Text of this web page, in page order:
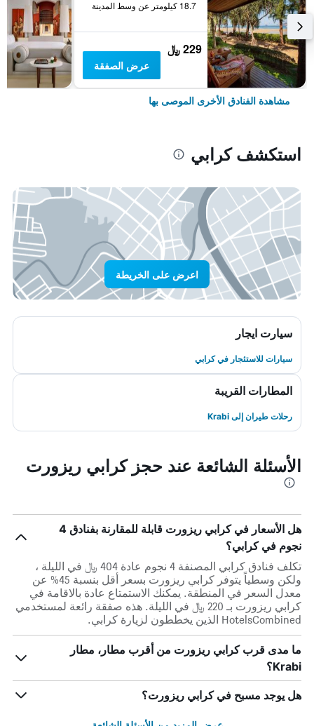
18.7 كيلومتر عن وسط المدينة
229 ﷼
عرض الصفقة
مشاهدة الفنادق الأخرى الموصى بها
استكشف كرابي
اعرض على الخريطة
سيارت ايجار
سيارات للاستئجار في كرابي
المطارات القريبة
رحلات طيران إلى Krabi
الأسئلة الشائعة عند حجز كرابي ريزورت
هل الأسعار في كرابي ريزورت قابلة للمقارنة بفنادق 4
نجوم في كرابي؟
تكلف فنادق كرابي المصنفة 4 نجوم عادة 404 ﷼ في الليلة ،
ولكن وسطياً يتوفر كرابي ريزورت بسعر أقل بنسبة 45% عن
معدل السعر في المنطقة. يمكنك الاستمتاع عادة بالاقامة في
كرابي ريزورت بـ 220 ﷼ في الليلة. هذه صفقة رائعة لمستخدمي
HotelsCombined الذين يخططون لزيارة كرابي.
ما مدى قرب كرابي ريزورت من أقرب مطار، مطار
Krabi؟
هل يوجد مسبح في كرابي ريزورت؟